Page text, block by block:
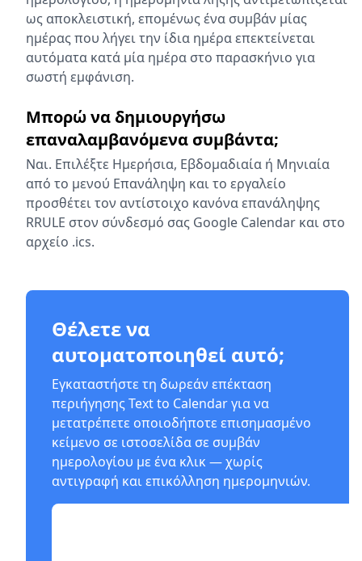
ως αποκλειστική, επομένως ένα συμβάν μίας
ημέρας που λήγει την ίδια ημέρα επεκτείνεται
αυτόματα κατά μία ημέρα στο παρασκήνιο για
σωστή εμφάνιση.
Μπορώ να δημιουργήσω
επαναλαμβανόμενα συμβάντα;
Ναι. Επιλέξτε Ημερήσια, Εβδομαδιαία ή Μηνιαία
από το μενού Επανάληψη και το εργαλείο
προσθέτει τον αντίστοιχο κανόνα επανάληψης
RRULE στον σύνδεσμό σας Google Calendar και στο
αρχείο .ics.
Θέλετε να
αυτοματοποιηθεί αυτό;
Εγκαταστήστε τη δωρεάν επέκταση
περιήγησης Text to Calendar για να
μετατρέπετε οποιοδήποτε επισημασμένο
κείμενο σε ιστοσελίδα σε συμβάν
ημερολογίου με ένα κλικ — χωρίς
αντιγραφή και επικόλληση ημερομηνιών.